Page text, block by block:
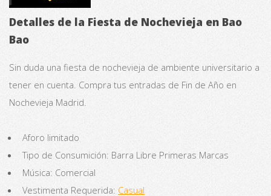
Detalles de la Fiesta de Nochevieja en Bao
Bao
Sin duda una fiesta de nochevieja de ambiente universitario a
tener en cuenta. Compra tus entradas de Fin de Año en
Nochevieja Madrid.
Aforo limitado
Tipo de Consumición: Barra Libre Primeras Marcas
Música: Comercial
Vestimenta Requerida: Casual